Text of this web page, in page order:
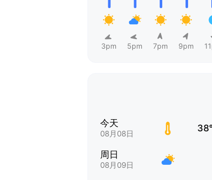
3pm 5pm 7pm 9pm
今天
08月08日
38°
周日
08月09日